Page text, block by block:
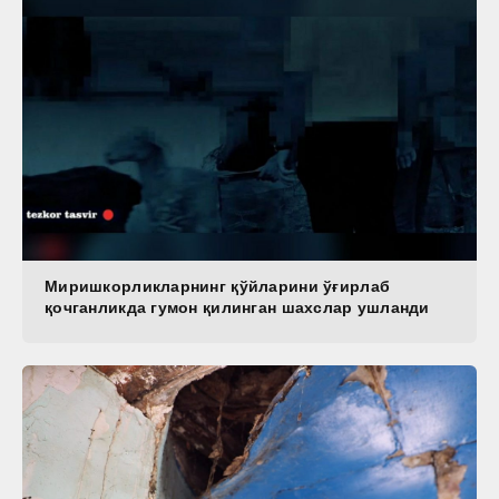
Миришкорликларнинг қўйларини ўғирлаб
қочганликда гумон қилинган шахслар ушланди